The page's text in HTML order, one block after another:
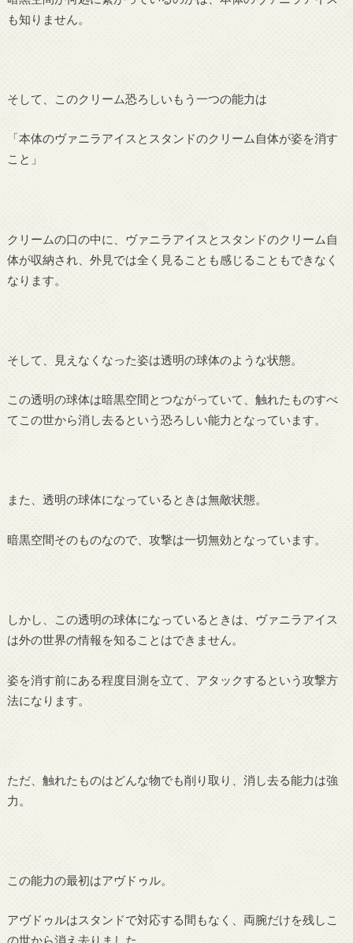
も知りません。
そして、このクリーム恐ろしいもう一つの能力は
「本体のヴァニラアイスとスタンドのクリーム自体が姿を消す
こと」
クリームの口の中に、ヴァニラアイスとスタンドのクリーム自
体が収納され、外見では全く見ることも感じることもできなく
なります。
そして、見えなくなった姿は透明の球体のような状態。
この透明の球体は暗黒空間とつながっていて、触れたものすべ
てこの世から消し去るという恐ろしい能力となっています。
また、透明の球体になっているときは無敵状態。
暗黒空間そのものなので、攻撃は一切無効となっています。
しかし、この透明の球体になっているときは、ヴァニラアイス
は外の世界の情報を知ることはできません。
姿を消す前にある程度目測を立て、アタックするという攻撃方
法になります。
ただ、触れたものはどんな物でも削り取り、消し去る能力は強
力。
この能力の最初はアヴドゥル。
アヴドゥルはスタンドで対応する間もなく、両腕だけを残しこ